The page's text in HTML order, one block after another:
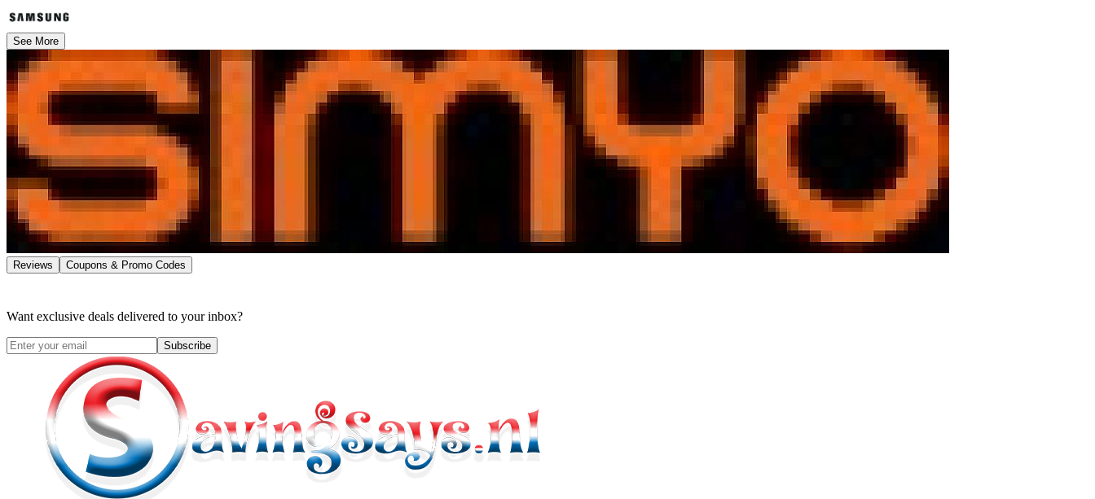
See More
Reviews Coupons & Promo Codes
Want exclusive deals delivered to your inbox?
Subscribe